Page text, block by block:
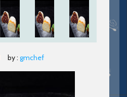
by : gmchef